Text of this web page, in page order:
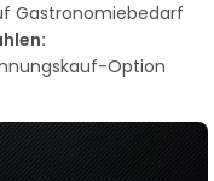
Gastronomiebedarf
Option